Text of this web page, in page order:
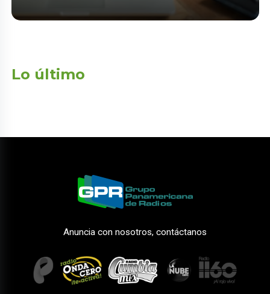
Lo último
Anuncia con nosotros, contáctanos